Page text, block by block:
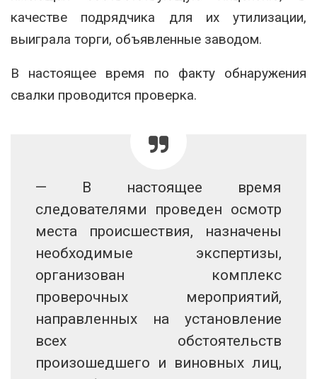
качестве подрядчика для их утилизации,
выиграла торги, объявленные заводом.
В настоящее время по факту обнаружения
свалки проводится проверка.
— В настоящее время
следователями проведен осмотр
места происшествия, назначены
необходимые экспертизы,
организован комплекс
проверочных мероприятий,
направленных на установление
всех обстоятельств
произошедшего и виновных лиц,